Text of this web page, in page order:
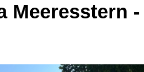
Meeresstern